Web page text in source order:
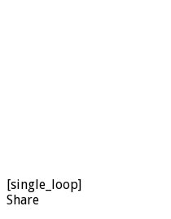
[single_loop]
Share